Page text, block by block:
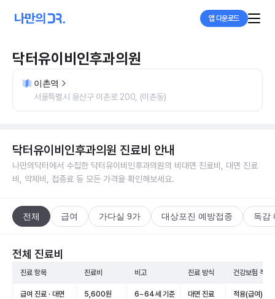
앱 다운로드
닥터유이비인후과의원
이촌역
서울특별시 용산구 이촌로 200, (이촌동)
닥터유이비인후과의원 진료비 안내
나만의닥터에서 수집한 닥터유이비인후과의원의 비대면 진료비, 대면 진료
비, 약제비, 접종료 등 모든 가격을 확인해보세요.
전체 급여 가다실 9가 대상포진 예방접종 독감
전체 진료비
진료 항목 진료비 비고 진료 방식 건강보험 적용
급여 진료 · 대면 5,600원 6~64세 기준 대면 진료 적용(급여)